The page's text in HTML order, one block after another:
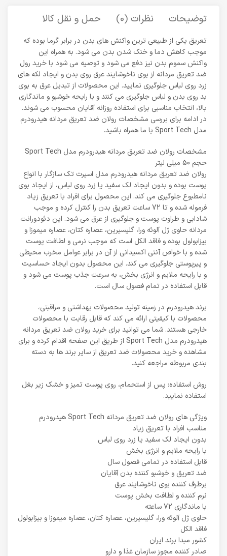
توضیحات نظرات (0) حمل و نقل کالا
تعریق یکی از طبیعی ترین واکنش های بدن در برابر گرما بوده که
موجب کاهش دما و خنک شدن بدن می شود. به همراه این
واکنش سموم بدن نیز دفع می شود و توصیه می شود با خرید رول
ضد تعریق مردانه از بوی ناخوشایند عرق روی بدن و ایجاد لکه های
زرد روی لباس جلوگیری نمایید. این محصولات از تبدیل عرق به بوی
بد روی بدن و لباس جلوگیری می کنند و با رایحه خوشبو و ماندگاری
بالا، انتخاب مناسبی برای استفاده روزانه آقایان محسوب می شوند.
در ادامه برای بررسی مشخصات رولان ضد تعریق مردانه هیدرودرم
مدل Sport Tech با ما همراه باشید.
مشخصات رولان ضد تعریق مردانه هیدرودرم مدل Sport Tech
حجم 50 میلی لیتر
رولان ضد تعریق مردانه هیدرودرم مدل اسپرت تک سازگار با انواع
پوست بوده و بدون ایجاد لک سفید یا زرد روی لباس، از ایجاد بوی
نامطبوع جلوگیری می کند. این محصول برای افراد با تعریق زیاد
فرموله شده و تا 72 ساعت تعریق بدن را کنترل کرده و موجب
شادابی و طراوت پوست و جلوگیری از عرق می شود. این دئودورانت
مردانه حاوی ژل آلوئه ورا، گلیسیرین، عصاره کتان، عصاره میموزا و
بیزابولول بوده و فاقد الکل است که موجب نرمی و لطافت پوست
شده و با خواص آنتی اکسیدانی از آن در برابر عوامل مخرب محیطی
و پیرپوستی جلوگیری می کند. این محصول بدون ایجاد حساسیت
و با رایحه ملایم و انرژی بخش، به سرعت جذب پوست می شود و
قابل استفاده در تمام فصول سال است.
برند هیدرودرم در زمینه تولید محصولات بهداشتی و مراقبتی،
محصولات با کیفیتی ارائه می کند که قابل رقابت با محصولات
خارجی هستند. شما می توانید برای خرید رولان ضد تعریق مردانه
هیدرودرم مدل Sport Tech از طریق این صفحه اقدام کرده و برای
مشاهده و خرید محصولات ضد تعریق از سایر برند ها به دسته
بندی مربوطه مراجعه کنید.
روش استفاده: پس از استحمام، روی پوست تمیز و خشک زیر بغل
استفاده نمایید.
ویژگی های رولان ضد تعریق مردانه Sport Tech هیدرودرم
مناسب افراد با تعریق زیاد
بدون ایجاد لک سفید یا زرد روی لباس
با رایحه ملایم و انرژی بخش
قابل استفاده در تمامی فصول سال
ضد تعریق و خوشبو کننده بدن آقایان
برطرف کننده بوی ناخوشایند عرق
نرم کننده و لطافت بخش پوست
با ماندگاری 72 ساعته
حاوی ژل آلوئه ورا، گلیسیرین، عصاره کتان، عصاره میموزا و بیزابولول
فاقد الکل
کشور مبدا برند ایران
صادر کننده مجوز سازمان غذا و دارو